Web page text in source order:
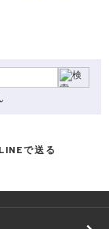
LINEで送る